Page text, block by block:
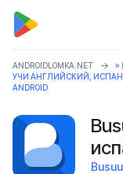
ANDROIDLOMKA.NET »
УЧИ АНГЛИЙСКИЙ,
ANDROID
Busuu